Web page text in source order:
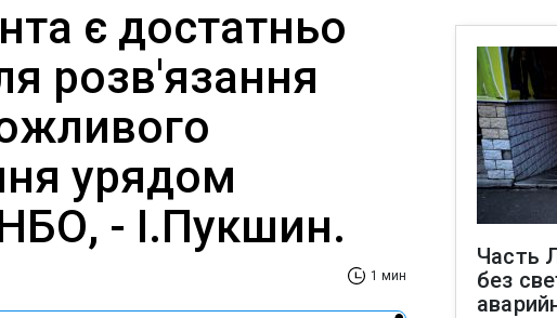
є достатньо
розв'язання
урядом
- І.Пукшин.
1 мин
Часть
без